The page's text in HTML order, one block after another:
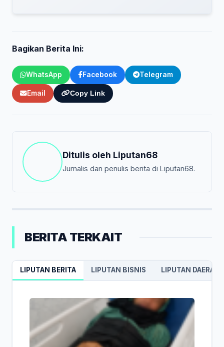
Bagikan Berita Ini:
WhatsApp Facebook Telegram
Email Copy Link
Ditulis oleh Liputan68
Jurnalis dan penulis berita di Liputan68.
BERITA TERKAIT
LIPUTAN BERITA LIPUTAN BISNIS LIPUTAN DAERAH